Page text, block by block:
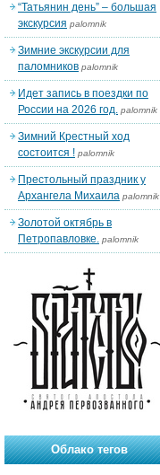
“Татьянин день” – большая
экскурсия palomnik
Зимние экскурсии для
паломников palomnik
Идет запись в поездки по
России на 2026 год. palomnik
Зимний Крестный ход
состоится ! palomnik
Престольный праздник у
Архангела Михаила palomnik
Золотой октябрь в
Петропавловке. palomnik
Облако тегов